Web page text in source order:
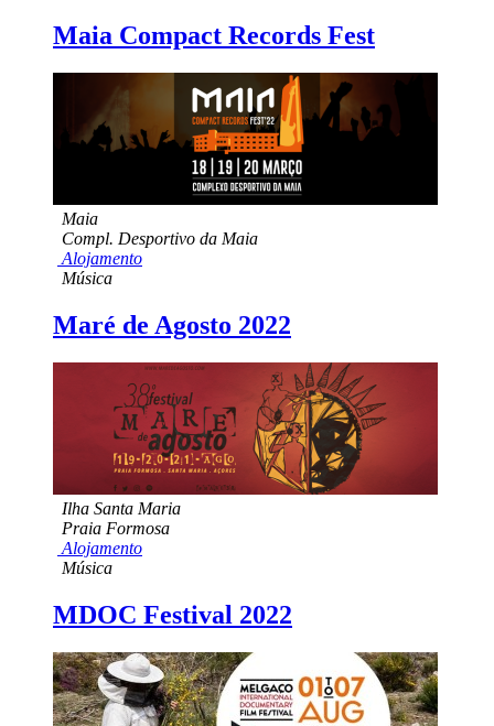
Maia Compact Records Fest
Maia
Compl. Desportivo da Maia
Alojamento
Música
Maré de Agosto 2022
Ilha Santa Maria
Praia Formosa
Alojamento
Música
MDOC Festival 2022